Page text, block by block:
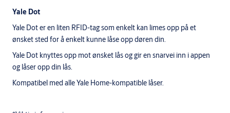
Yale Dot
Yale Dot er en liten RFID-tag som enkelt kan limes opp på et
ønsket sted for å enkelt kunne låse opp døren din.
Yale Dot knyttes opp mot ønsket lås og gir en snarvei inn i appen
og låser opp din lås.
Kompatibel med alle Yale Home-kompatible låser.